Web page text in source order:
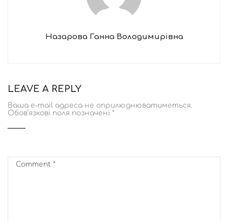
Назарова Ганна Володимирівна
LEAVE A REPLY
Ваша e-mail адреса не оприлюднюватиметься.
Обов’язкові поля позначені *